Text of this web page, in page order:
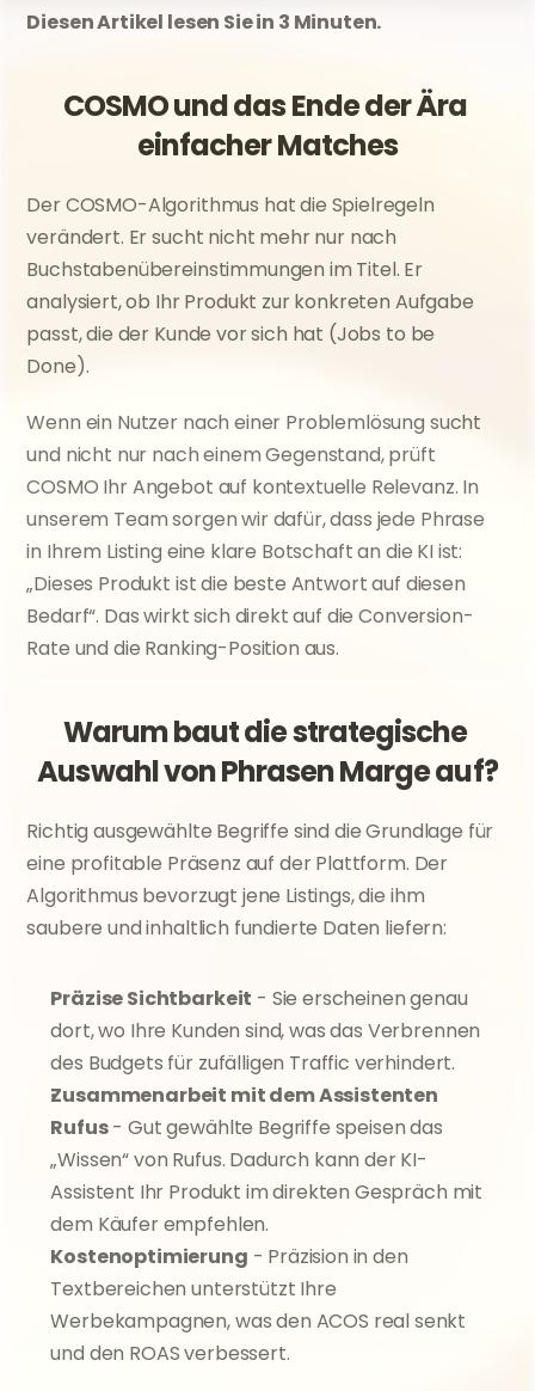
Diesen Artikel lesen Sie in 3 Minuten.
COSMO und das Ende der Ära
einfacher Matches
Der COSMO-Algorithmus hat die Spielregeln
verändert. Er sucht nicht mehr nur nach
Buchstabenübereinstimmungen im Titel. Er
analysiert, ob Ihr Produkt zur konkreten Aufgabe
passt, die der Kunde vor sich hat (Jobs to be
Done).
Wenn ein Nutzer nach einer Problemlösung sucht
und nicht nur nach einem Gegenstand, prüft
COSMO Ihr Angebot auf kontextuelle Relevanz. In
unserem Team sorgen wir dafür, dass jede Phrase
in Ihrem Listing eine klare Botschaft an die KI ist:
„Dieses Produkt ist die beste Antwort auf diesen
Bedarf“. Das wirkt sich direkt auf die Conversion-
Rate und die Ranking-Position aus.
Warum baut die strategische
Auswahl von Phrasen Marge auf?
Richtig ausgewählte Begriffe sind die Grundlage für
eine profitable Präsenz auf der Plattform. Der
Algorithmus bevorzugt jene Listings, die ihm
saubere und inhaltlich fundierte Daten liefern:
Präzise Sichtbarkeit - Sie erscheinen genau
dort, wo Ihre Kunden sind, was das Verbrennen
des Budgets für zufälligen Traffic verhindert.
Zusammenarbeit mit dem Assistenten
Rufus - Gut gewählte Begriffe speisen das
„Wissen“ von Rufus. Dadurch kann der KI-
Assistent Ihr Produkt im direkten Gespräch mit
dem Käufer empfehlen.
Kostenoptimierung - Präzision in den
Textbereichen unterstützt Ihre
Werbekampagnen, was den ACOS real senkt
und den ROAS verbessert.